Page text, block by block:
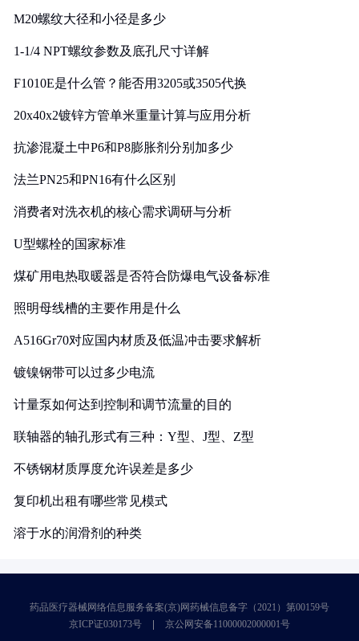
M20螺纹大径和小径是多少
1-1/4 NPT螺纹参数及底孔尺寸详解
F1010E是什么管？能否用3205或3505代换
20x40x2镀锌方管单米重量计算与应用分析
抗渗混凝土中P6和P8膨胀剂分别加多少
法兰PN25和PN16有什么区别
消费者对洗衣机的核心需求调研与分析
U型螺栓的国家标准
煤矿用电热取暖器是否符合防爆电气设备标准
照明母线槽的主要作用是什么
A516Gr70对应国内材质及低温冲击要求解析
镀镍钢带可以过多少电流
计量泵如何达到控制和调节流量的目的
联轴器的轴孔形式有三种：Y型、J型、Z型
不锈钢材质厚度允许误差是多少
复印机出租有哪些常见模式
溶于水的润滑剂的种类
药品医疗器械网络信息服务备案(京)网药械信息备字（2021）第00159号
京ICP证030173号
京公网安备11000002000001号